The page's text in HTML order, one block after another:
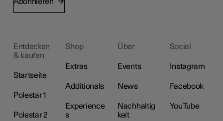
Entdecken
& kaufen
Startseite
Polestar 1
Polestar 2
Shop
Extras
Additionals
Experience
s
Über
Events
News
Nachhaltig
keit
Social
Instagram
Facebook
YouTube